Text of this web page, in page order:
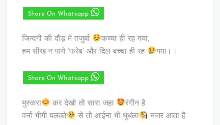
Share On Whatsapp
जिन्दगी की दौड़ में तजुर्बा
कच्चा ही रह गया,
हम सीख न पाये ‘फरेब’ और दिल बच्चा ही रह
गया।।
Share On Whatsapp
मुस्करा कर देखो तो सारा जहा
रंगीन है
वर्ना भीगी पलको
से तो आईना भी धुधंला नजर आता है